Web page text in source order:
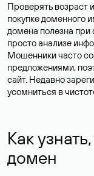
Проверять возраст
покупке доменного
домена полезна
просто анализе
Мошенники часто
предложениями,
сайт. Недавно
усомниться в
Как
домен